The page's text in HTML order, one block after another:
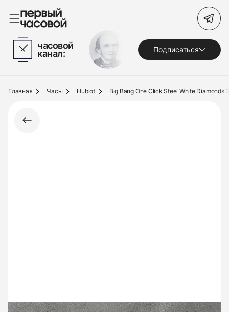
Часы
Украшения
Под заказ
Поиск по сайту
часовой
канал: Подписаться
Главная Часы Hublot Big Bang One Click Steel White Diamonds